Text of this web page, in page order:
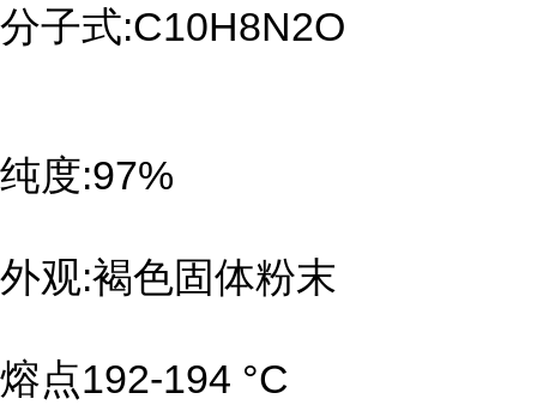
分子式:C10H8N2O
纯度:97%
外观:褐色固体粉末
熔点192-194 °C